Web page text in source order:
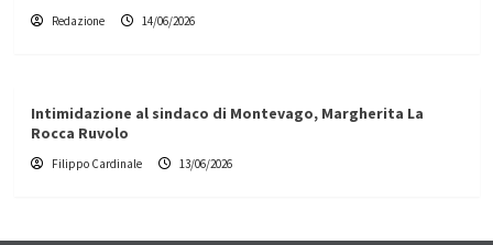
Redazione 14/06/2026
Intimidazione al sindaco di Montevago, Margherita La
Rocca Ruvolo
Filippo Cardinale 13/06/2026